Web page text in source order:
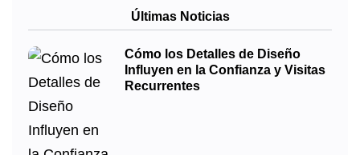
Últimas Noticias
Cómo los Detalles de Diseño
Influyen en la Confianza y Visitas
Recurrentes